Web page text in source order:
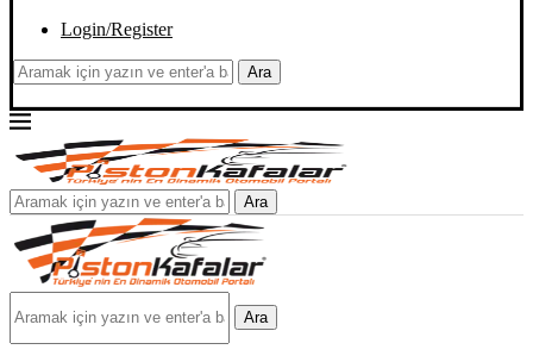
Login/Register
Ara
Ara
Ara